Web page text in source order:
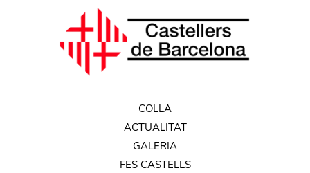
COLLA
ACTUALITAT
GALERIA
FES CASTELLS